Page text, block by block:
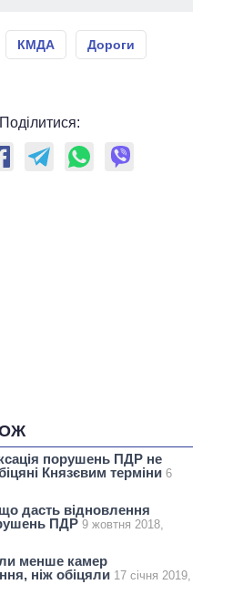
КМДА Дороги
Поділитися:
порушень ПДР не
Князєвим терміни 6
дасть відновлення
ПДР 9 жовтня 2018,
менше камер
ніж обіцяли 17 січня 2019,